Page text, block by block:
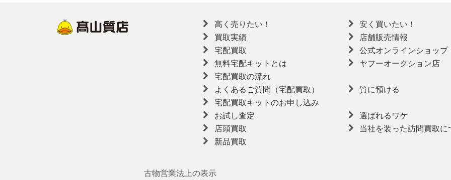
高く売りたい！
買取実績
宅配買取
無料宅配キットとは
宅配買取の流れ
よくあるご質問（宅配買取）
宅配買取キットのお申し込み
お試し査定
店頭買取
新品買取
安く買いたい！
店舗販売情報
公式オンラインショップ
ヤフーオークション店
質に預ける
選ばれるワケ
当社を装った訪問買取に
古物営業法上の表示